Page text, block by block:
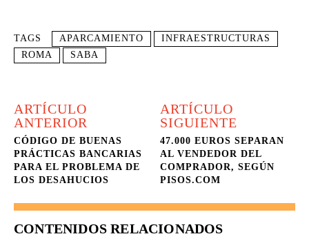
TAGS APARCAMIENTO
INFRAESTRUCTURAS
ROMA
SABA
ARTÍCULO
ANTERIOR
CÓDIGO DE BUENAS
PRÁCTICAS BANCARIAS
PARA EL PROBLEMA DE
LOS DESAHUCIOS
ARTÍCULO
SIGUIENTE
47.000 EUROS SEPARAN
AL VENDEDOR DEL
COMPRADOR, SEGÚN
PISOS.COM
CONTENIDOS RELACIONADOS